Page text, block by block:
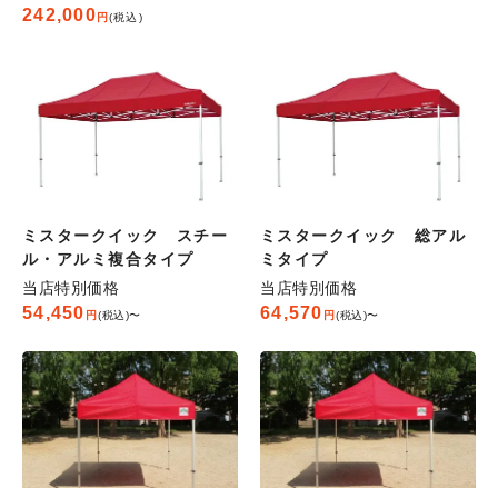
242,000 税込
ミスタークイック スチー
ル・アルミ複合タイプ
当店特別価格
54,450 税込 〜
ミスタークイック 総アル
ミタイプ
当店特別価格
64,570 税込 〜